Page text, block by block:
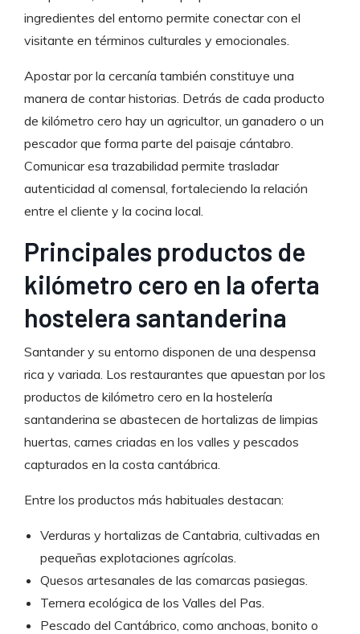
ingredientes del entorno permite conectar con el
visitante en términos culturales y emocionales.
Apostar por la cercanía también constituye una
manera de contar historias. Detrás de cada producto
de kilómetro cero hay un agricultor, un ganadero o un
pescador que forma parte del paisaje cántabro.
Comunicar esa trazabilidad permite trasladar
autenticidad al comensal, fortaleciendo la relación
entre el cliente y la cocina local.
Principales productos de
kilómetro cero en la oferta
hostelera santanderina
Santander y su entorno disponen de una despensa
rica y variada. Los restaurantes que apuestan por los
productos de kilómetro cero en la hostelería
santanderina se abastecen de hortalizas de limpias
huertas, carnes criadas en los valles y pescados
capturados en la costa cantábrica.
Entre los productos más habituales destacan:
Verduras y hortalizas de Cantabria, cultivadas en
pequeñas explotaciones agrícolas.
Quesos artesanales de las comarcas pasiegas.
Ternera ecológica de los Valles del Pas.
Pescado del Cantábrico, como anchoas, bonito o